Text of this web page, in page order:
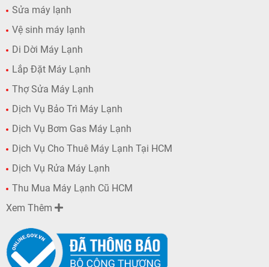
Sửa máy lạnh
Vệ sinh máy lạnh
Di Dời Máy Lạnh
Lắp Đặt Máy Lạnh
Thợ Sửa Máy Lạnh
Dịch Vụ Bảo Trì Máy Lạnh
Dịch Vụ Bơm Gas Máy Lạnh
Dịch Vụ Cho Thuê Máy Lạnh Tại HCM
Dịch Vụ Rửa Máy Lạnh
Thu Mua Máy Lạnh Cũ HCM
Xem Thêm